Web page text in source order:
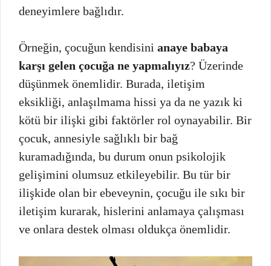
deneyimlere bağlıdır.
Örneğin, çocuğun kendisini anaye babaya
karşı gelen çocuğa ne yapmalıyız? Üzerinde
düşünmek önemlidir. Burada, iletişim
eksikliği, anlaşılmama hissi ya da ne yazık ki
kötü bir ilişki gibi faktörler rol oynayabilir. Bir
çocuk, annesiyle sağlıklı bir bağ
kuramadığında, bu durum onun psikolojik
gelişimini olumsuz etkileyebilir. Bu tür bir
ilişkide olan bir ebeveynin, çocuğu ile sıkı bir
iletişim kurarak, hislerini anlamaya çalışması
ve onlara destek olması oldukça önemlidir.